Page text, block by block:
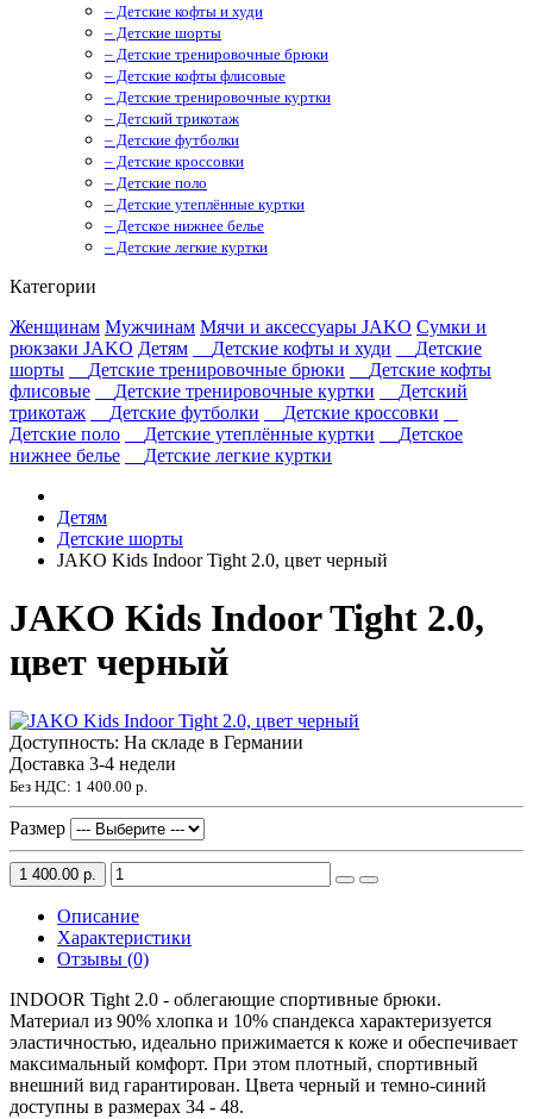
– Детские кофты и худи
– Детские шорты
– Детские тренировочные брюки
– Детские кофты флисовые
– Детские тренировочные куртки
– Детский трикотаж
– Детские футболки
– Детские кроссовки
– Детские поло
– Детские утеплённые куртки
– Детское нижнее белье
– Детские легкие куртки
Категории
Женщинам Мужчинам Мячи и аксессуары JAKO Сумки и
рюкзаки JAKO Детям Детские кофты и худи
Детские
шорты
Детские тренировочные брюки
Детские кофты
флисовые
Детские тренировочные куртки
Детский
трикотаж
Детские футболки
Детские кроссовки
Детские поло
Детские утеплённые куртки
Детское
нижнее белье
Детские легкие куртки
Детям
Детские шорты
JAKO Kids Indoor Tight 2.0, цвет черный
JAKO Kids Indoor Tight 2.0,
цвет черный
Доступность: На складе в Германии
Доставка 3-4 недели
Без НДС: 1 400.00 р.
Размер
1 400.00 р.
Описание
Характеристики
Отзывы (0)
INDOOR Tight 2.0 - облегающие спортивные брюки.
Материал из 90% хлопка и 10% спандекса характеризуется
эластичностью, идеально прижимается к коже и обеспечивает
максимальный комфорт. При этом плотный, спортивный
внешний вид гарантирован. Цвета черный и темно-синий
доступны в размерах 34 - 48.